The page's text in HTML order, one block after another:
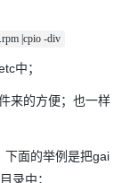
|cpio -div
中；
来的方便；也一样
下面的举例是把gai
录中；